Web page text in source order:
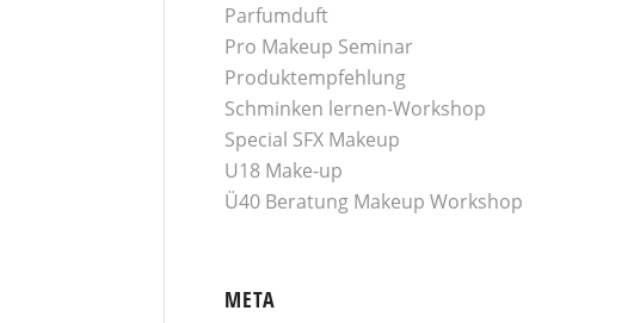
Parfumduft
Pro Makeup Seminar
Produktempfehlung
Schminken lernen-Workshop
Special SFX Makeup
U18 Make-up
Ü40 Beratung Makeup Workshop
META